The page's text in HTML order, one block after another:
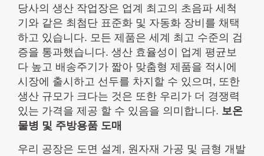
당사의 생산 작업장은 업계 최고의 초음파 세척
기와 같은 최첨단 표준화 및 자동화 장비를 채택
하고 있습니다. 모든 제품은 세계 최고 수준의 검
증을 통과했습니다. 생산 효율성이 업계 평균보
다 높고 배송주기가 짧아 맞춤형 제품을 적시에
시장에 출시하고 선두를 차지할 수 있으며, 또한
생산 규모가 크다는 것은 또한 우리가 더 경쟁력
있는 가격을 제공 할 수 있음을 의미합니다. 보온
물병 및 주방용품 도매
우리 공장은 도면 설계, 원자재 가공 및 금형 개발